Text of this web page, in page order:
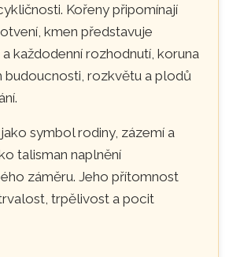
Kořeny připomínají
kmen představuje
každodenní rozhodnutí, koruna
budoucnosti, rozkvětu a plodů
symbol rodiny, zázemí a
talisman naplnění
záměru. Jeho přítomnost
trpělivost a pocit